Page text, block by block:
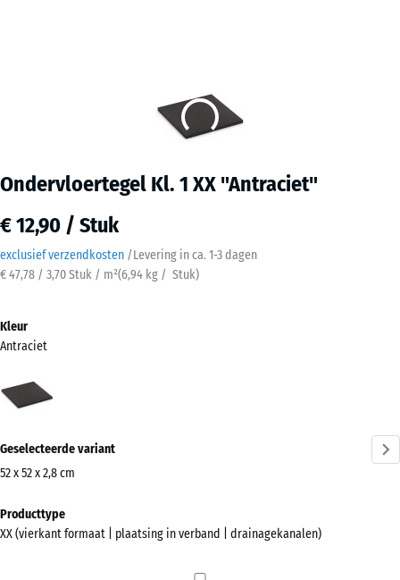
Ondervloertegel Kl. 1 XX "Antraciet"
€ 12,90 / Stuk
exclusief verzendkosten /Levering in ca. 1-3 dagen
€ 47,78 / 3,70 Stuk / m²(6,94 kg / Stuk)
Kleur
Antraciet
(active)
Geselecteerde variant
52 x 52 x 2,8 cm
voor
Producttype
XX (vierkant formaat | plaatsing in verband | drainagekanalen)